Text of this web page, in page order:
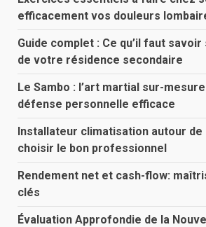
efficacement vos douleurs
Guide complet : Ce qu’il faut savoir
de votre résidence secondaire
Le Sambo : l’art martial sur-
défense personnelle efficace
Installateur climatisation autour de
choisir le bon professionnel
Rendement net et cash-flow:
clés
Évaluation Approfondie de la